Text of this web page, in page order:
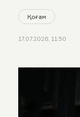
Қоғам
17.07.2026, 11:50